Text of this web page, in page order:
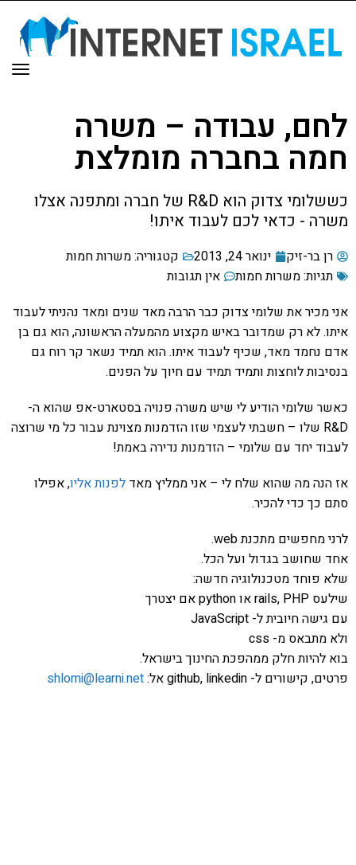
לחם, עבודה – משרה
חמה בחברה מומלצת
כששלומי צדוק הוא R&D של חברה ומתפנה אצלו
משרה - כדאי לכם לעבוד איתו!
רן בר-זיק ינואר 24, 2013 קטגוריה:משרות חמות
תגיות:משרות חמות
אין תגובות
אני מכיר את שלומי צדוק כבר הרבה מאד שנים ומאד נהניתי לעבוד
איתו. לא רק שמדובר באיש מקצוע מהמעלה הראשונה, הוא גם בן
אדם נחמד מאד, שכיף לעבוד איתו. הוא תמיד נשאר קר רוח גם
בנסיבות לוחצות ותמיד תמיד עם חיוך על הפנים.
כאשר שלומי הודיע לי שיש משרה פנויה בסטארט-אפ שהוא ה-
R&D שלו – חשבתי לעצמי שזו הזדמנות מצוינת עבור כל מי שרוצה
לעבוד יחד עם שלומי – הזדמנות נדירה באמת!
אז הנה מה שהוא שלח לי – אני ממליץ מאד לפנות אליו, אפילו
סתם כך כדי להכיר.
לרני מחפשים מתכנת web.
אחד שחושב בגדול ועל הכל.
שלא פוחד מטכנולוגיה חדשה:
שילעס rails, PHP או python אם יצטרך
עם גישה חיובית ל- JavaScript
ולא מתבאס מ- css
בוא להיות חלק ממהפכת החינוך בישראל.
פרטים, קישורים ל- github, linkedin אל:
shlomi@learni.net